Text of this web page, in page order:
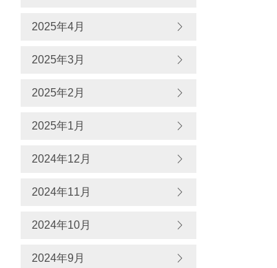
2025年4月
2025年3月
2025年2月
2025年1月
2024年12月
2024年11月
2024年10月
2024年9月